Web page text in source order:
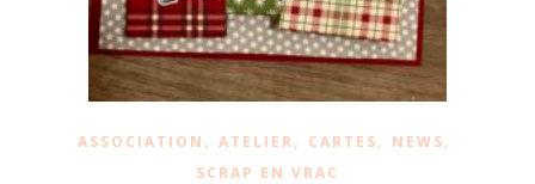
ASSOCIATION , ATELIER, CARTES, NEWS,
SCRAP EN VRAC